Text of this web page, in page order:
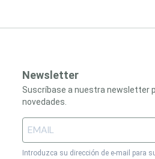
Newsletter
Suscríbase a nuestra newsletter
novedades.
Introduzca su dirección de e-mail para